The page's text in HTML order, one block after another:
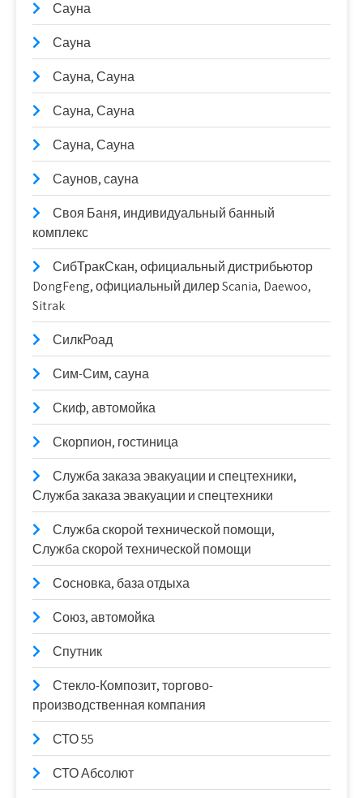
Сауна
Сауна
Сауна, Сауна
Сауна, Сауна
Сауна, Сауна
Саунов, сауна
Своя Баня, индивидуальный банный
комплекс
СибТракСкан, официальный дистрибьютор
DongFeng, официальный дилер Scania, Daewoo,
Sitrak
СилкРоад
Сим-Сим, сауна
Скиф, автомойка
Скорпион, гостиница
Служба заказа эвакуации и спецтехники,
Служба заказа эвакуации и спецтехники
Служба скорой технической помощи,
Служба скорой технической помощи
Сосновка, база отдыха
Союз, автомойка
Спутник
Стекло-Композит, торгово-
производственная компания
СТО 55
СТО Абсолют